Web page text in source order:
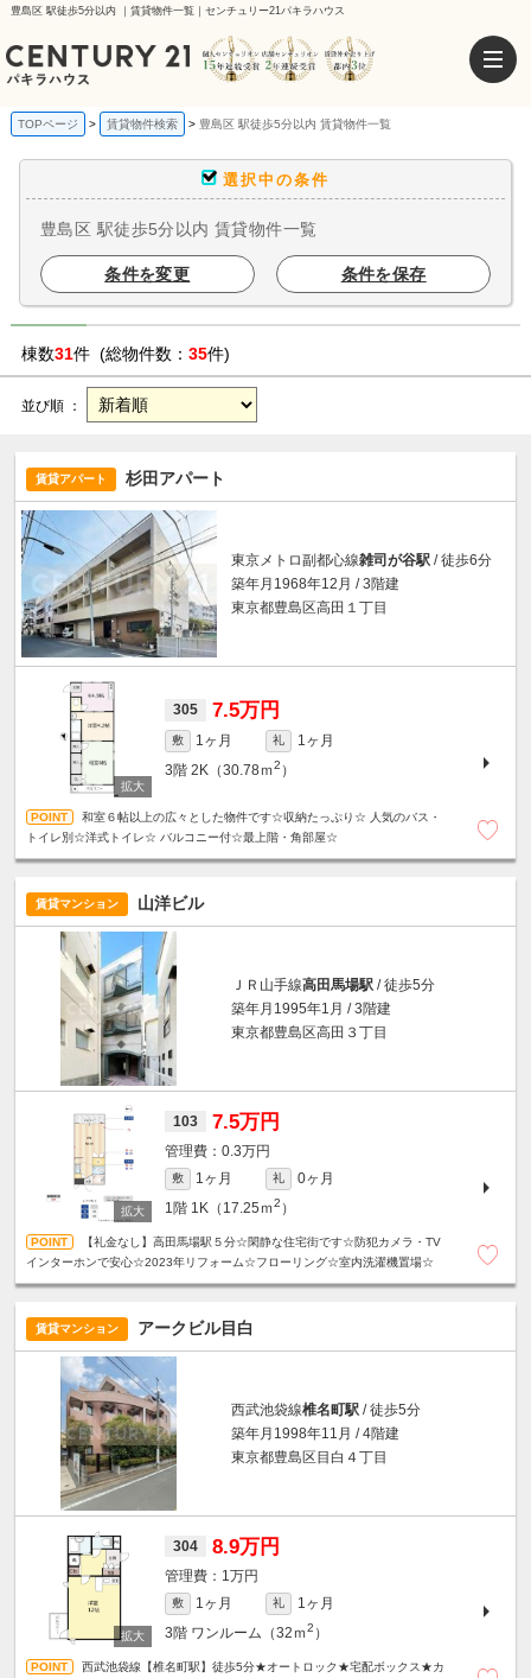
豊島区 駅徒歩5分以内 ｜賃貸物件一覧｜センチュリー21パキラハウス
TOPページ 賃貸物件検索 豊島区 駅徒歩5分以内 賃貸物件一覧
選択中の条件
豊島区 駅徒歩5分以内 賃貸物件一覧
条件を変更 条件を保存
棟数31件 (総物件数： 35件)
並び順 ：
賃貸アパート 杉田アパート
東京メトロ副都心線雑司が谷駅 / 徒歩6分
築年月1968年12月 / 3階建
東京都豊島区高田１丁目
305 7.5万円
敷 1ヶ月 礼
1ヶ月
3階 2K（30.78ｍ2 ）
和室６帖以上の広々とした物件です☆収納たっぷり☆ 人気のバス・
トイレ別☆洋式トイレ☆ バルコニー付☆最上階・角部屋☆
賃貸マンション 山洋ビル
ＪＲ山手線高田馬場駅 / 徒歩5分
築年月1995年1月 / 3階建
東京都豊島区高田３丁目
103 7.5万円
0.3万円
敷 1ヶ月 礼
0ヶ月
1階 1K（17.25ｍ2 ）
【礼金なし】高田馬場駅５分☆閑静な住宅街です☆防犯カメラ・TV
インターホンで安心☆2023年リフォーム☆フローリング☆室内洗濯機置場☆
賃貸マンション アークビル目白
西武池袋線椎名町駅 / 徒歩5分
築年月1998年11月 / 4階建
東京都豊島区目白４丁目
304 8.9万円
1万円
敷 1ヶ月 礼
1ヶ月
3階 ワンルーム（32ｍ2 ）
西武池袋線【椎名町駅】徒歩5分★オートロック★宅配ボックス★カ